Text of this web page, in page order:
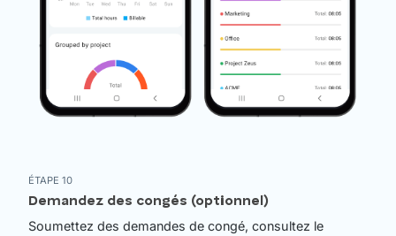
ÉTAPE 10
Demandez des congés (optionnel)
Soumettez des demandes de congé, consultez le